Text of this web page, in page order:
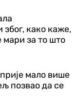
због, како каже,
мари за то што
мало више
позвао да се